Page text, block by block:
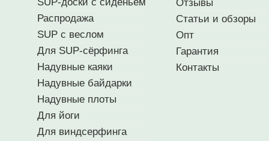
Распродажа
SUP с веслом
Для SUP-сёрфинга
Надувные каяки
Надувные байдарки
Надувные плоты
Для йоги
Для виндсерфинга
Отзывы
Статьи и обзоры
Опт
Гарантия
Контакты